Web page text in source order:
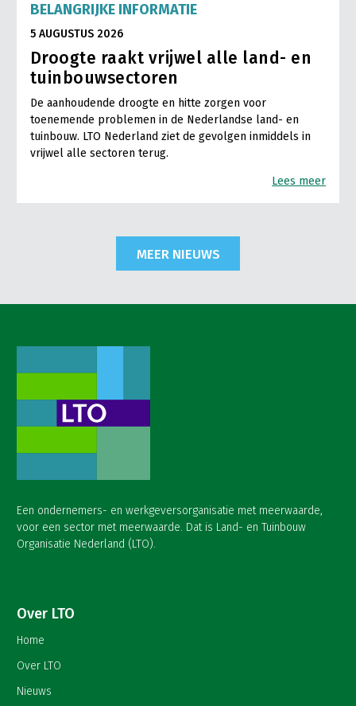
BELANGRIJKE INFORMATIE
5 AUGUSTUS 2026
Droogte raakt vrijwel alle land- en
tuinbouwsectoren
De aanhoudende droogte en hitte zorgen voor
toenemende problemen in de Nederlandse land- en
tuinbouw. LTO Nederland ziet de gevolgen inmiddels in
vrijwel alle sectoren terug.
Lees meer
MEER NIEUWS
Een ondernemers- en werkgeversorganisatie met meerwaarde,
voor een sector met meerwaarde. Dat is Land- en Tuinbouw
Organisatie Nederland (LTO).
Over LTO
Home
Over LTO
Nieuws